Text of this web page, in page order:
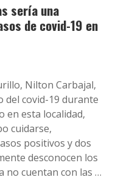
sería una
de covid-19 en
Nilton Carbajal,
covid-19 durante
en esta localidad,
cuidarse,
positivos y dos
desconocen los
no cuentan con las …